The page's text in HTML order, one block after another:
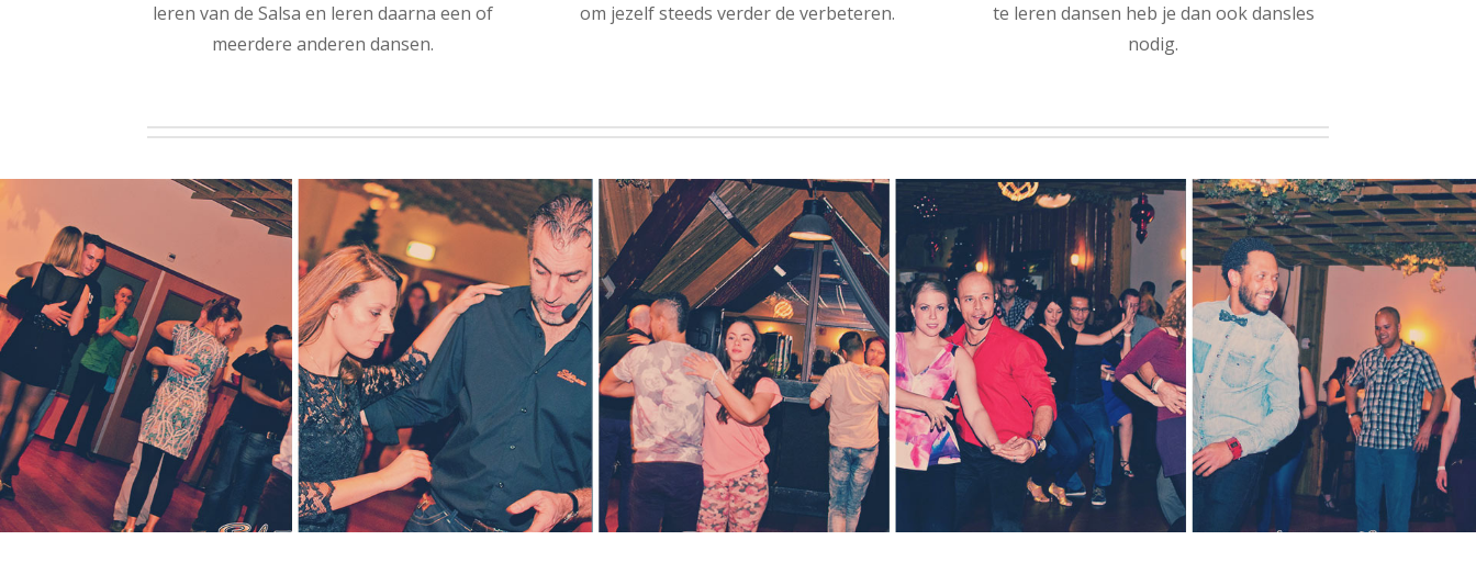
leren van de Salsa en leren daarna een of
meerdere anderen dansen.
om jezelf steeds verder de verbeteren.
te leren dansen heb je dan ook dansles
nodig.